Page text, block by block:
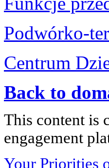
Podwórko-
Centrum
Back to
This content is
engagement
Your Priorities